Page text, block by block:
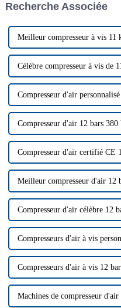
professionnel du monde entier.
Recherche Associée
Meilleur compresseur à vis 11
Célèbre compresseur à vis de
Compresseur d'air
Compresseur d'air 12 bars
Compresseur d'air certifié CE
Meilleur compresseur d'air 12
Compresseur d'air célèbre 12
Compresseurs d'air à vis
Compresseurs d'air à vis 12
Machines de compresseur